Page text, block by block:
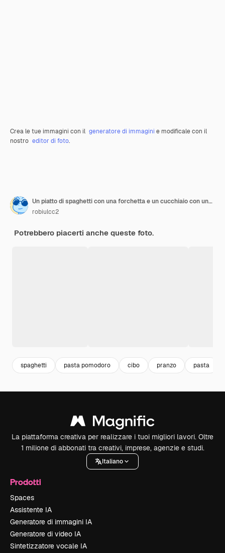
Crea le tue immagini con il generatore di immagini e modificale con il
nostro editor di foto.
Un piatto di spaghetti con una forchetta e un cucchiaio con una forcella in esso
robiulcc2
Potrebbero piacerti anche queste foto.
spaghetti pasta pomodoro cibo pranzo pasta
La piattaforma creativa per realizzare i tuoi migliori lavori. Oltre
1 milione di abbonati tra creativi, imprese, agenzie e studi.
Italiano
Prodotti
Spaces
Assistente IA
Generatore di immagini IA
Generatore di video IA
Sintetizzatore vocale IA